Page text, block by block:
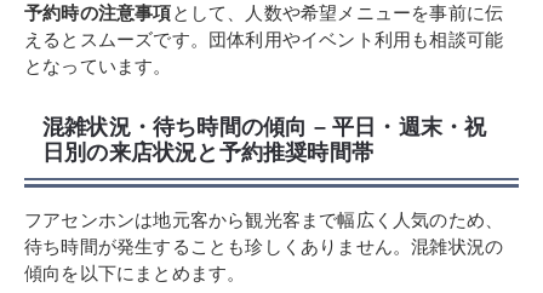
予約時の注意事項として、人数や希望メニューを事前に伝
えるとスムーズです。団体利用やイベント利用も相談可能
となっています。
混雑状況・待ち時間の傾向 – 平日・週末・祝
日別の来店状況と予約推奨時間帯
フアセンホンは地元客から観光客まで幅広く人気のため、
待ち時間が発生することも珍しくありません。混雑状況の
傾向を以下にまとめます。